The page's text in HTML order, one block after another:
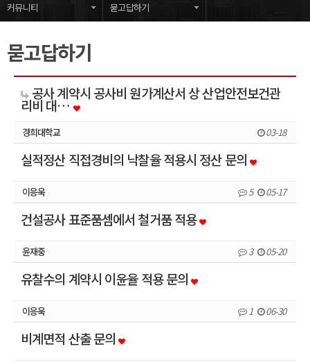
커뮤니티 묻고답하기
묻고답하기
공사 계약시 공사비 원가계산서 상 산업안전보건관
리비 대…
경희대학교 03-18
실적정산 직접경비의 낙찰율 적용시 정산 문의
이응욱 5 05-17
건설공사 표준품셈에서 철거품 적용
윤재중 3 05-20
유찰수의 계약시 이윤율 적용 문의
이응욱 1 06-30
비계면적 산출 문의